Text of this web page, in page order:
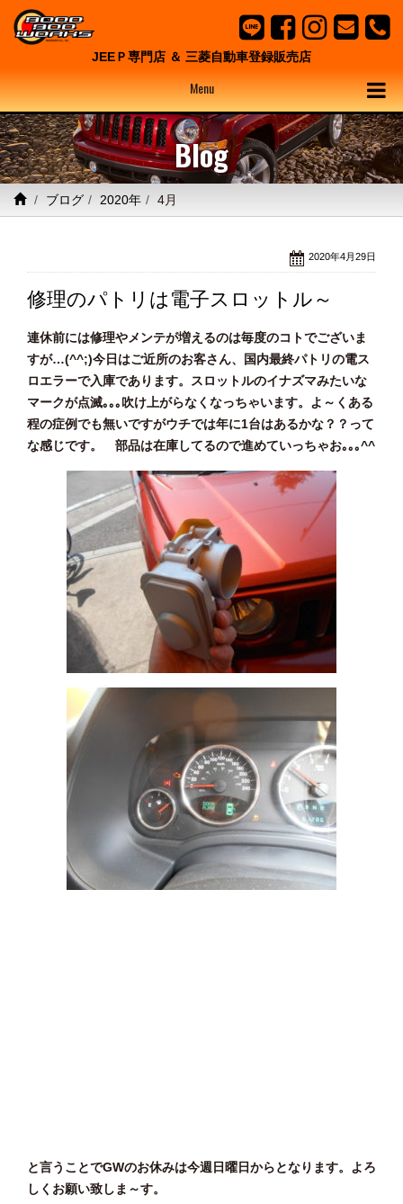
JEEＰ専門店 ＆ 三菱自動車登録販売店
Menu
Blog
ブログ 2020年 4月
2020年4月29日
修理のパトリは電子スロットル～
連休前には修理やメンテが増えるのは毎度のコトでございま
すが…(^^;)今日はご近所のお客さん、国内最終パトリの電ス
ロエラーで入庫であります。スロットルのイナズマみたいな
マークが点滅｡｡｡吹け上がらなくなっちゃいます。よ～くある
程の症例でも無いですがウチでは年に1台はあるかな？？って
な感じです。 部品は在庫してるので進めていっちゃお｡｡｡^^
と言うことでGWのお休みは今週日曜日からとなります。よろ
しくお願い致しま～す。